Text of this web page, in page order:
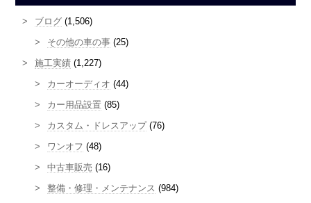
ブログ (1,506)
その他の車の事 (25)
施工実績 (1,227)
カーオーディオ (44)
カー用品設置 (85)
カスタム・ドレスアップ(76)
ワンオフ (48)
中古車販売 (16)
整備・修理・メンテナンス (984)